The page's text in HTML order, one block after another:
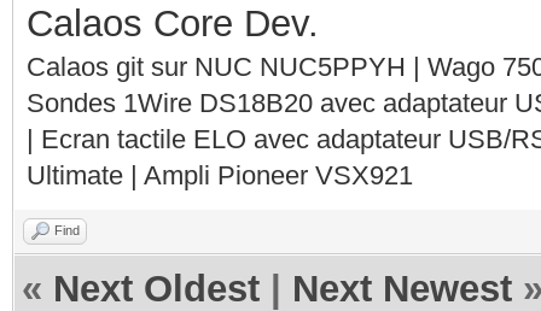
Calaos Core Dev.
Calaos git sur NUC NUC5PPYH | Wago
Sondes 1Wire DS18B20 avec adaptateur
| Ecran tactile ELO avec adaptateur USB/
Ultimate | Ampli Pioneer VSX921
Find
« Next Oldest Next Newest